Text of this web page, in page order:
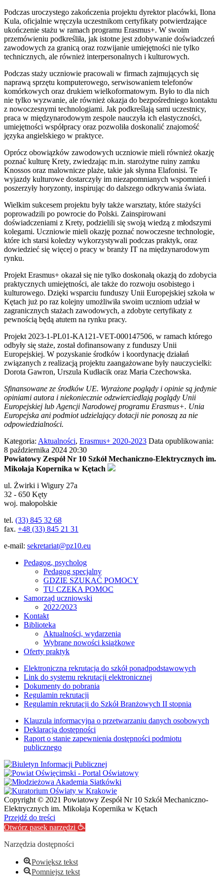
Podczas uroczystego zakończenia projektu dyrektor placówki, Ilona
Kula, oficjalnie wręczyła uczestnikom certyfikaty potwierdzające
ukończenie stażu w ramach programu Erasmus+. W swoim
przemówieniu podkreśliła, jak istotne jest zdobywanie doświadczeń
zawodowych za granicą oraz rozwijanie umiejętności nie tylko
technicznych, ale również interpersonalnych i kulturowych.
Podczas staży uczniowie pracowali w firmach zajmujących się
naprawą sprzętu komputerowego, serwisowaniem telefonów
komórkowych oraz drukiem wielkoformatowym. Było to dla nich
nie tylko wyzwanie, ale również okazja do bezpośredniego kontaktu
z nowoczesnymi technologiami. Jak podkreślają sami uczestnicy,
praca w międzynarodowym zespole nauczyła ich elastyczności,
umiejętności współpracy oraz pozwoliła doskonalić znajomość
języka angielskiego w praktyce.
Oprócz obowiązków zawodowych uczniowie mieli również okazję
poznać kulturę Krety, zwiedzając m.in. starożytne ruiny zamku
Knossos oraz malownicze plaże, takie jak słynna Elafonisi. Te
wyjazdy kulturowe dostarczyły im niezapomnianych wspomnień i
poszerzyły horyzonty, inspirując do dalszego odkrywania świata.
Wielkim sukcesem projektu były także warsztaty, które stażyści
poprowadzili po powrocie do Polski. Zainspirowani
doświadczeniami z Krety, podzielili się swoją wiedzą z młodszymi
kolegami. Uczniowie mieli okazję poznać nowoczesne technologie,
które ich starsi koledzy wykorzystywali podczas praktyk, oraz
dowiedzieć się więcej o pracy w branży IT na międzynarodowym
rynku.
Projekt Erasmus+ okazał się nie tylko doskonałą okazją do zdobycia
praktycznych umiejętności, ale także do rozwoju osobistego i
kulturowego. Dzięki wsparciu funduszy Unii Europejskiej szkoła w
Kętach już po raz kolejny umożliwiła swoim uczniom udział w
zagranicznych stażach zawodowych, a zdobyte certyfikaty z
pewnością będą atutem na rynku pracy.
Projekt 2023-1-PL01-KA121-VET-000147506, w ramach którego
odbyły się staże, został dofinansowany z funduszy Unii
Europejskiej. W pozyskanie środków i koordynację działań
związanych z realizacją projektu zaangażowane były nauczycielki:
Dorota Gawron, Urszula Kudłacik oraz Maria Czechowska.
Sfinansowane ze środków UE. Wyrażone poglądy i opinie są jedynie
opiniami autora i niekoniecznie odzwierciedlają poglądy Unii
Europejskiej lub Agencji Narodowej programu Erasmus+. Unia
Europejska ani podmiot udzielający dotacji nie ponoszą za nie
odpowiedzialności.
Kategoria: Aktualności, Erasmus+ 2020-2023 Data opublikowania:
8 października 2024 20:30
Powiatowy Zespół Nr 10 Szkół Mechaniczno-Elektrycznych im.
Mikołaja Kopernika w Kętach
ul. Żwirki i Wigury 27a
32 - 650 Kęty
woj. małopolskie
tel. (33) 845 32 68
fax. +48 (33) 845 21 31
e-mail: sekretariat@pz10.eu
Pedagog, psycholog
Pedagog specjalny
GDZIE SZUKAĆ POMOCY
TU CZEKA POMOC
Samorząd uczniowski
2022/2023
Kontakt
Biblioteka
Aktualności, wydarzenia
Wybrane nowości książkowe
Oferty praktyk
Elektroniczna rekrutacja do szkół ponadpodstawowych
Link do systemu rekrutacji elektronicznej
Dokumenty do pobrania
Regulamin rekrutacji
Regulamin rekrutacji do Szkół Branżowych II stopnia
Klauzula informacyjna o przetwarzaniu danych osobowych
Deklaracja dostępności
Raport o stanie zapewnienia dostępności podmiotu
publicznego
Copyright © 2021 Powiatowy Zespół Nr 10 Szkół Mechaniczno-
Elektrycznych im. Mikołaja Kopernika w Kętach
Przejdź do treści
Otwórz pasek narzędzi
Narzędzia dostępności
Powiększ tekst
Pomniejsz tekst